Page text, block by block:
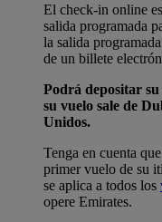
El check-in online
salida programada
la salida
de un billete
Podrá depositar
su vuelo sale de
Unidos.
Tenga en cuenta
primer vuelo de su
se aplica a todos los
opere Emirates.